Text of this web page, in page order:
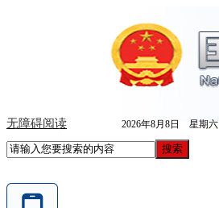
无障碍阅读 2026年8月8日 星期六